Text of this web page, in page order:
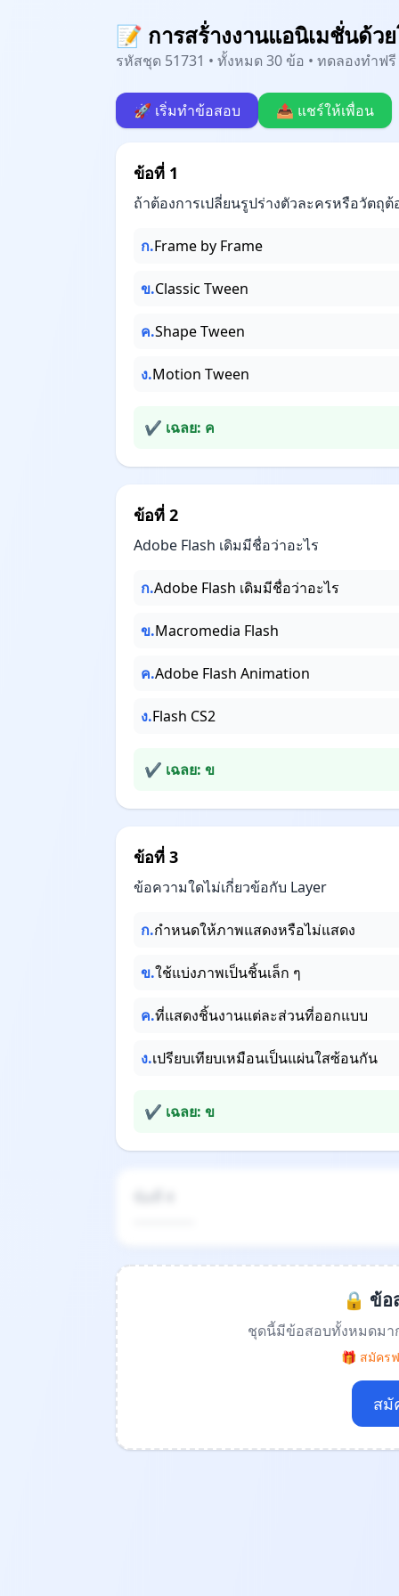
📝 การสร้่างงานแอนิเมชั่นด้ว
รหัสชุด 51731 • ทั้งหมด 30 ข้อ • ทดลองทำฟ
🚀 เริ่มทำข้อสอบ 📤 แชร์ให้เพื่อน
ข้อที่ 1
ถ้าต้องการเปลี่ยนรูปร่างตัวละครหรือวัตถุ
ก.Frame by Frame
ข.Classic Tween
ค.Shape Tween
ง.Motion Tween
✔ เฉลย: ค
ข้อที่ 2
Adobe Flash เดิมมีชื่อว่าอะไร
ก.Adobe Flash เดิมมีชื่อว่าอะไร
ข.Macromedia Flash
ค.Adobe Flash Animation
ง.Flash CS2
✔ เฉลย: ข
ข้อที่ 3
ข้อความใดไม่เกี่ยวข้อกับ Layer
ก.กำหนดให้ภาพแสดงหรือไม่แสดง
ข.ใช้แบ่งภาพเป็นชิ้นเล็ก ๆ
ค.ที่แสดงชิ้นงานแต่ละส่วนที่ออกแบบ
ง.เปรียบเทียบเหมือนเป็นแผ่นใสซ้อนกัน
✔ เฉลย: ข
🔒 ข้อ
ชุดนี้มีข้อสอบทั้งหมดมา
🎁 สมัคร
สมั